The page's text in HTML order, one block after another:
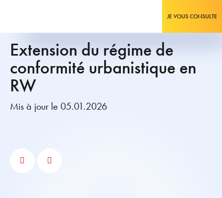
JE VOUS CONSULTE
Extension du régime de
conformité urbanistique en
RW
Mis à jour le 05.01.2026